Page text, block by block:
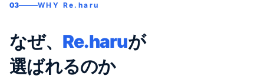
03 WHY Re.haru
なぜ、 Re.haruが
選ばれるのか